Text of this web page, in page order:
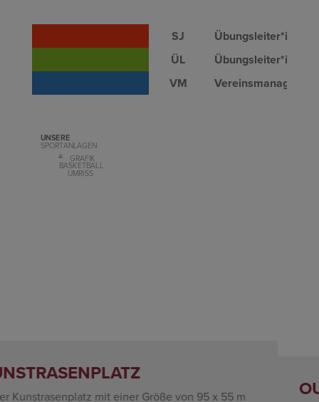
SJ Übungsleiter*innen
ÜL Übungsleiter*innen
VM
UNSERE
SPORTANLAGEN
OUTDOORSPIELFELDER